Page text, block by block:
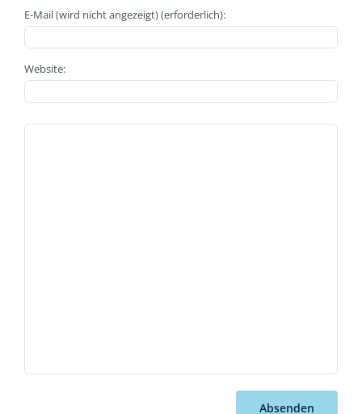
E-Mail (wird nicht angezeigt) (erforderlich):
Website:
Absenden